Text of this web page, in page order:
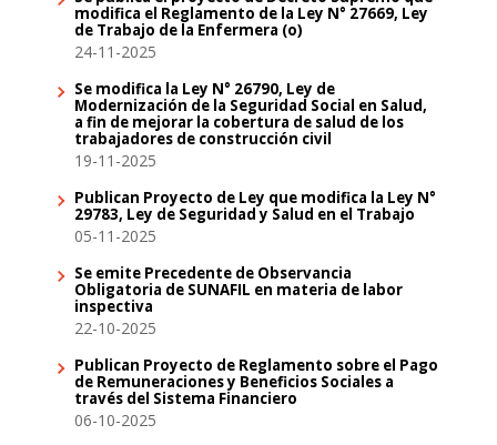
modifica el Reglamento de la Ley N° 27669, Ley
de Trabajo de la Enfermera (o)
24-11-2025
Se modifica la Ley N° 26790, Ley de
Modernización de la Seguridad Social en Salud,
a fin de mejorar la cobertura de salud de los
trabajadores de construcción civil
19-11-2025
Publican Proyecto de Ley que modifica la Ley N°
29783, Ley de Seguridad y Salud en el Trabajo
05-11-2025
Se emite Precedente de Observancia
Obligatoria de SUNAFIL en materia de labor
inspectiva
22-10-2025
Publican Proyecto de Reglamento sobre el Pago
de Remuneraciones y Beneficios Sociales a
través del Sistema Financiero
06-10-2025